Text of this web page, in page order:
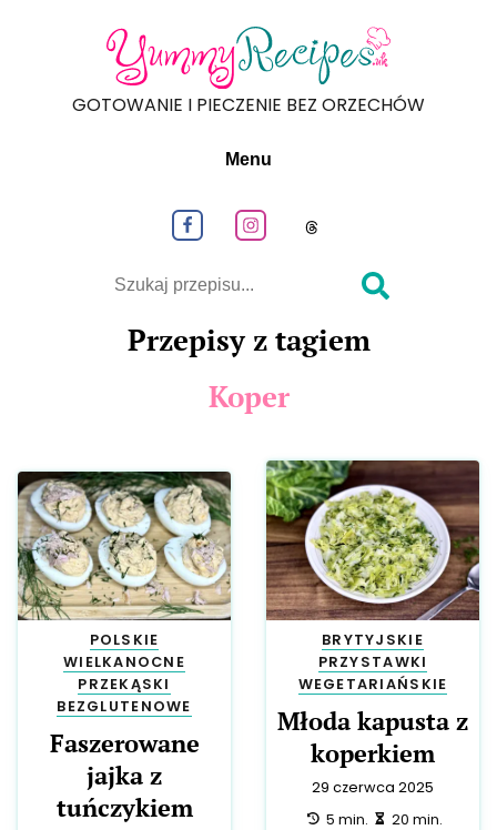
GOTOWANIE I PIECZENIE BEZ ORZECHÓW
Menu
Szukaj
Przepisy z tagiem
Koper
POLSKIE
WIELKANOCNE
PRZEKĄSKI
BEZGLUTENOWE
Faszerowane
jajka z
tuńczykiem
BRYTYJSKIE
PRZYSTAWKI
WEGETARIAŃSKIE
Młoda kapusta z
koperkiem
29 czerwca 2025
przygotowanie:
5 min. zrobienie:
20 min.